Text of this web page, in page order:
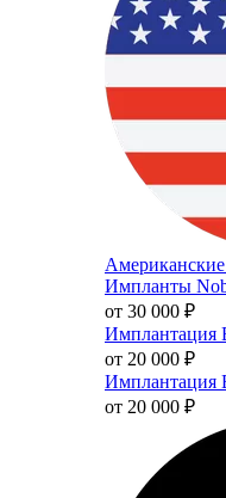
Импланты
от 30 000 ₽
Имплантация
от 20 000 ₽
Имплантация
от 20 000 ₽